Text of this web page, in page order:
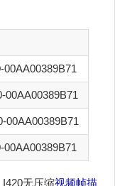
00AA00389B71
00AA00389B71
00AA00389B71
00AA00389B71
无压缩视频帧描